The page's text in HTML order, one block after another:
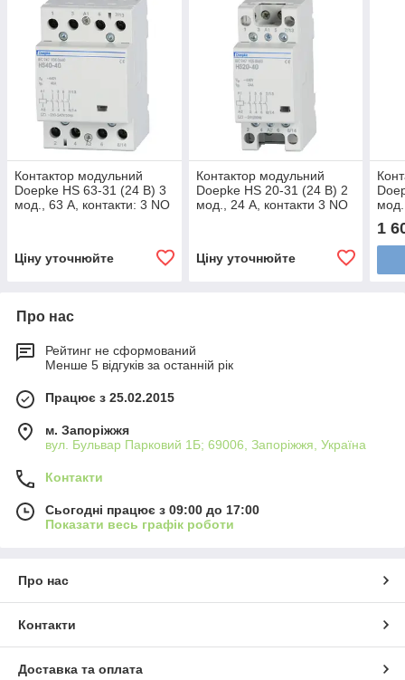
Контактор модульний
Doepke HS 63-31 (24 В) 3
мод., 63 А, контакти: 3 NO
Ціну уточнюйте
Контактор модульний
Doepke HS 20-31 (24 В) 2
мод., 24 А, контакти 3 NO
Ціну уточнюйте
+ 3
1
Про нас
Рейтинг не сформований
Менше 5 відгуків за останній рік
Працює з 25.02.2015
м. Запоріжжя
вул. Бульвар Парковий 1Б; 69006, Запоріжжя, Україна
Контакти
Сьогодні працює з 09:00 до 17:00
Показати весь графік роботи
Про нас
Контакти
Доставка та оплата